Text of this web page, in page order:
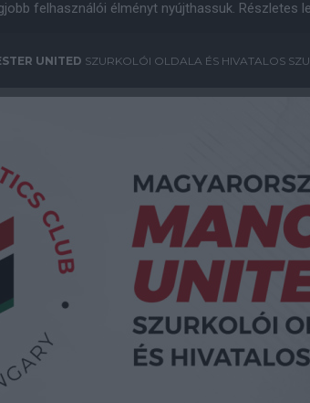
felhasználói élményt nyújthassuk. Részletes
UNITED SZURKOLÓI OLDALA ÉS HIVATALOS